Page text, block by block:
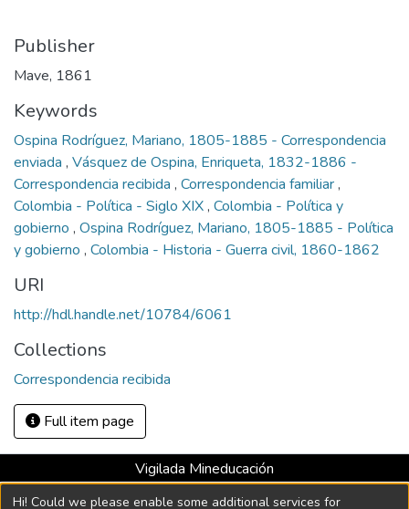
Publisher
Mave, 1861
Keywords
Ospina Rodríguez, Mariano, 1805-1885 - Correspondencia
enviada , Vásquez de Ospina, Enriqueta, 1832-1886 -
Correspondencia recibida , Correspondencia familiar,
Colombia - Política - Siglo XIX, Colombia - Política y
gobierno , Ospina Rodríguez, Mariano, 1805-1885 - Política
y gobierno , Colombia - Historia - Guerra civil, 1860-1862
URI
http://hdl.handle.net/10784/6061
Collections
Correspondencia recibida
Full item page
Vigilada Mineducación
Universidad con Acreditación Institucional hasta 2026 -
Hi! Could we please enable some additional services for